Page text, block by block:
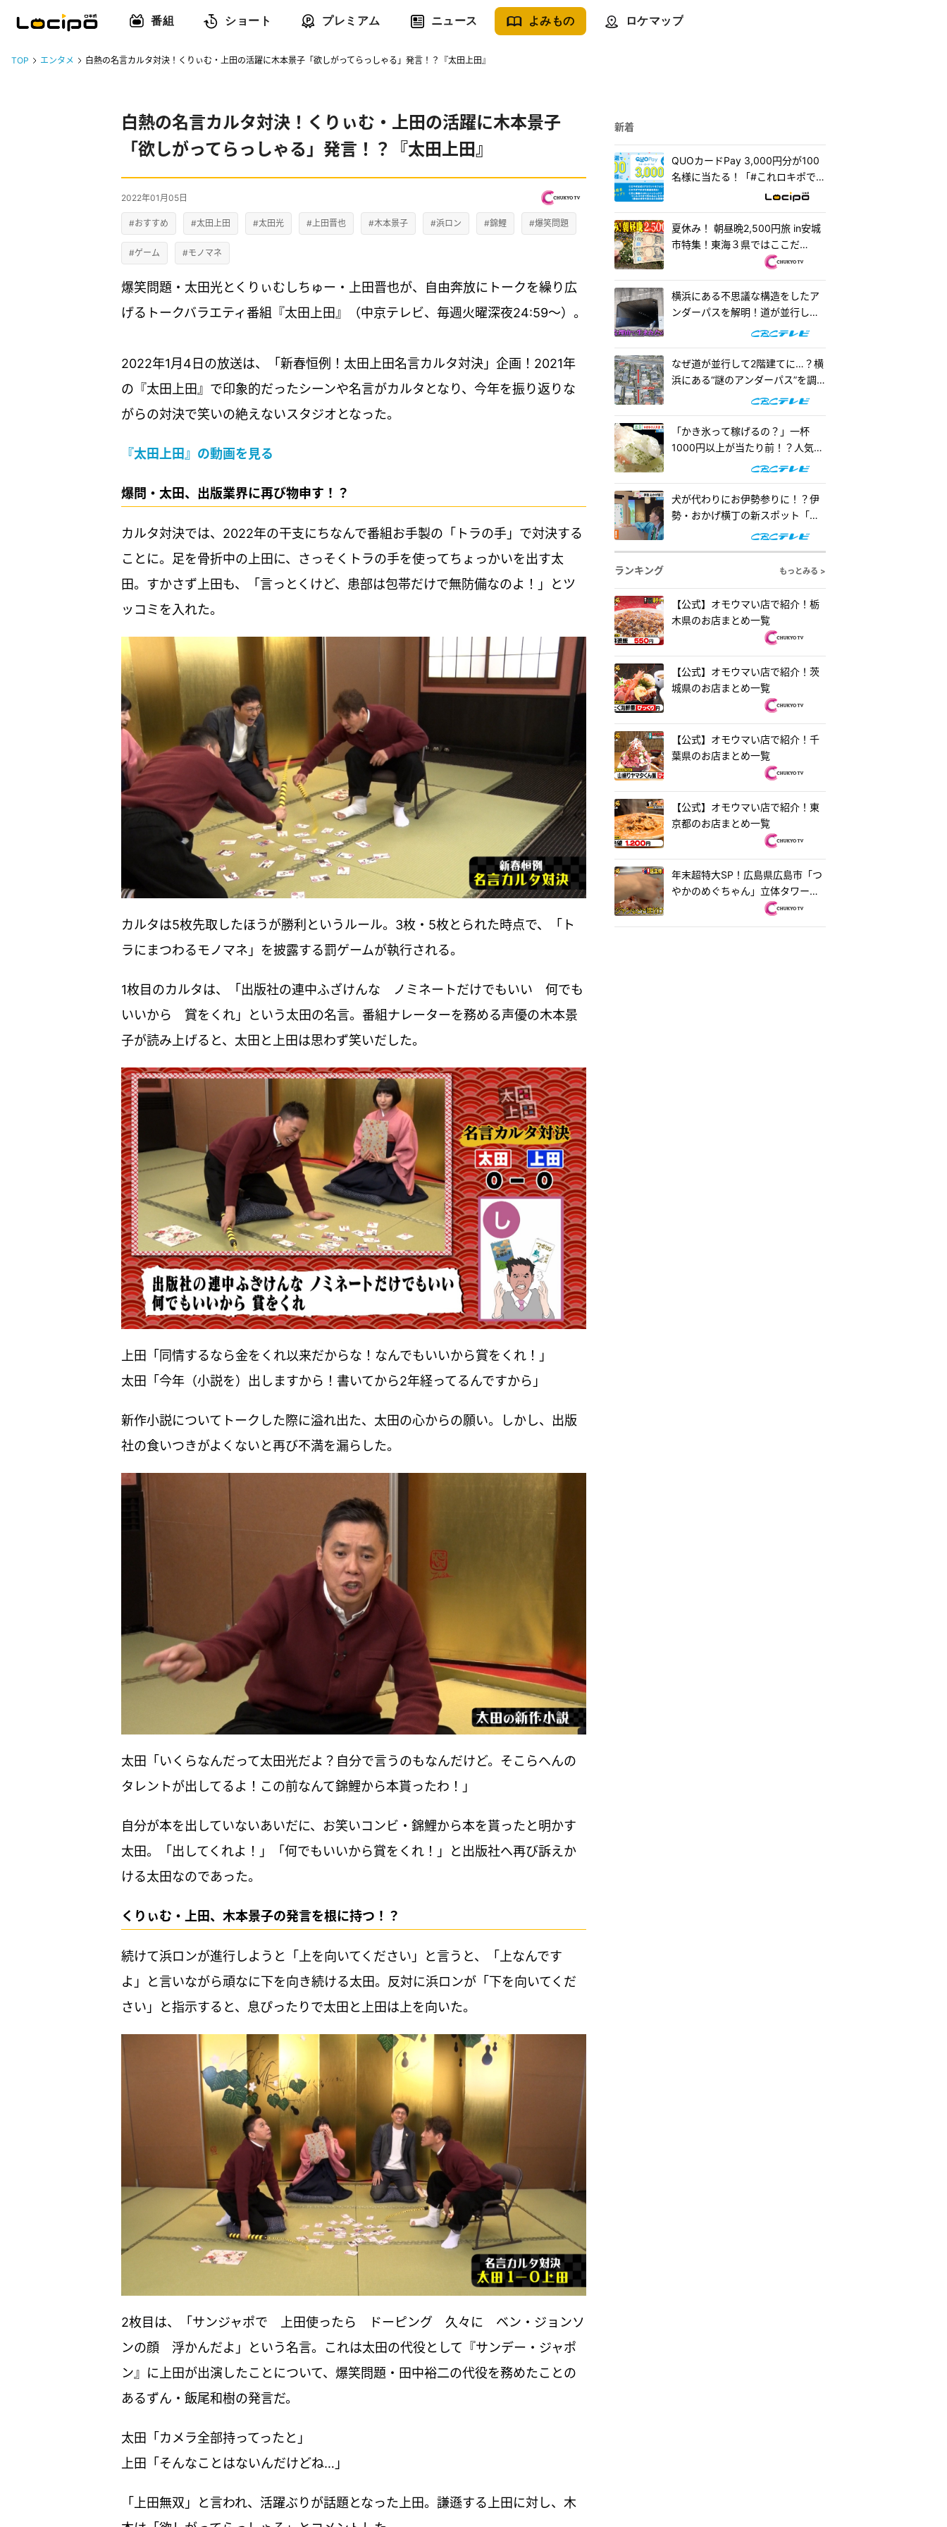
番組 ショート プレミアム ニュース よみもの ロケマップ
TOP エンタメ 白熱の名言カルタ対決！くりぃむ・上田の活躍に木本景子「欲しがってらっしゃる」発言！？『太田上田』
白熱の名言カルタ対決！くりぃむ・上田の活躍に木本景子
「欲しがってらっしゃる」発言！？『太田上田』
2022年01月05日
#おすすめ #太田上田 #太田光 #上田晋也 #木本景子 #浜ロン #錦鯉 #爆笑問題
#ゲーム #モノマネ
爆笑問題・太田光とくりぃむしちゅー・上田晋也が、自由奔放にトークを繰り広
げるトークバラエティ番組『太田上田』（中京テレビ、毎週火曜深夜24:59～）。
2022年1月4日の放送は、「新春恒例！太田上田名言カルタ対決」企画！2021年
の『太田上田』で印象的だったシーンや名言がカルタとなり、今年を振り返りな
がらの対決で笑いの絶えないスタジオとなった。
『太田上田』の動画を見る
爆問・太田、出版業界に再び物申す！？
カルタ対決では、2022年の干支にちなんで番組お手製の「トラの手」で対決する
ことに。足を骨折中の上田に、さっそくトラの手を使ってちょっかいを出す太
田。すかさず上田も、「言っとくけど、患部は包帯だけで無防備なのよ！」とツ
ッコミを入れた。
カルタは5枚先取したほうが勝利というルール。3枚・5枚とられた時点で、「ト
ラにまつわるモノマネ」を披露する罰ゲームが執行される。
1枚目のカルタは、「出版社の連中ふざけんな ノミネートだけでもいい 何でも
いいから 賞をくれ」という太田の名言。番組ナレーターを務める声優の木本景
子が読み上げると、太田と上田は思わず笑いだした。
上田「同情するなら金をくれ以来だからな！なんでもいいから賞をくれ！」
太田「今年（小説を）出しますから！書いてから2年経ってるんですから」
新作小説についてトークした際に溢れ出た、太田の心からの願い。しかし、出版
社の食いつきがよくないと再び不満を漏らした。
太田「いくらなんだって太田光だよ？自分で言うのもなんだけど。そこらへんの
タレントが出してるよ！この前なんて錦鯉から本貰ったわ！」
自分が本を出していないあいだに、お笑いコンビ・錦鯉から本を貰ったと明かす
太田。「出してくれよ！」「何でもいいから賞をくれ！」と出版社へ再び訴えか
ける太田なのであった。
くりぃむ・上田、木本景子の発言を根に持つ！？
続けて浜ロンが進行しようと「上を向いてください」と言うと、「上なんです
よ」と言いながら頑なに下を向き続ける太田。反対に浜ロンが「下を向いてくだ
さい」と指示すると、息ぴったりで太田と上田は上を向いた。
2枚目は、「サンジャポで 上田使ったら ドーピング 久々に ベン・ジョンソ
ンの顔 浮かんだよ」という名言。これは太田の代役として『サンデー・ジャポ
ン』に上田が出演したことについて、爆笑問題・田中裕二の代役を務めたことの
あるずん・飯尾和樹の発言だ。
太田「カメラ全部持ってったと」
上田「そんなことはないんだけどね…」
「上田無双」と言われ、活躍ぶりが話題となった上田。謙遜する上田に対し、木
新着
QUOカードPay 3,000円分が100
名様に当たる！「#これロキポで見
れるよ」キャンペーン
夏休み！ 朝昼晩2,500円旅 in安城
市特集！東海３県ではここだ
け！？「はなまるうどん×吉野家
横浜にある不思議な構造をしたア
ンダーパスを解明！道が並行して2
階建てになったワケとは『道との
なぜ道が並行して2階建てに…？横
浜にある“謎のアンダーパス”を調
査！『道との遭遇』
「かき氷って稼げるの？」一杯
1000円以上が当たり前！？人気店
の懐事情をリサーチ『チャン
犬が代わりにお伊勢参りに！？伊
勢・おかげ横丁の新スポット「オ
カゲ屋敷」で“おかげ犬”を体験
ランキング
もっとみる >
【公式】オモウマい店で紹介！栃
木県のお店まとめ一覧
【公式】オモウマい店で紹介！茨
城県のお店まとめ一覧
【公式】オモウマい店で紹介！千
葉県のお店まとめ一覧
【公式】オモウマい店で紹介！東
京都のお店まとめ一覧
年末超特大SP！広島県広島市「つ
やかのめぐちゃん」立体タワーお
好み焼き＆茨城県水戸市「ラーメ